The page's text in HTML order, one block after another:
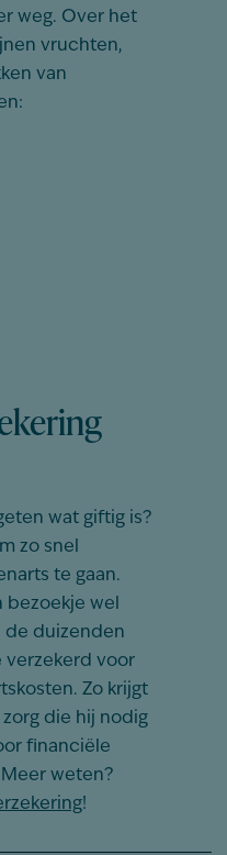
weg. Over het
vruchten,
van
wat giftig is?
zo snel
te gaan.
bezoekje wel
de duizenden
verzekerd voor
Zo krijgt
die hij nodig
financiële
weten?
!